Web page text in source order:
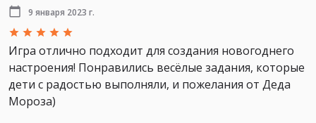
9 января 2023 г.
Игра отлично подходит для создания новогоднего
настроения! Понравились весёлые задания, которые
дети с радостью выполняли, и пожелания от Деда
Мороза)